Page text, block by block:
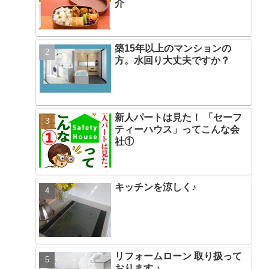
介
築15年以上のマンションの
方。水回り大丈夫ですか？
新人パートは見た！ 「セーフ
ティーハウス」ってこんな会
社①
キッチンを涼しく♪
リフォームローン 取り扱って